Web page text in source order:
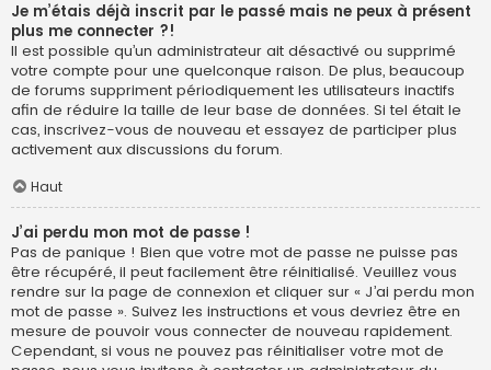
Je m’étais déjà inscrit par le passé mais ne peux à présent
plus me connecter ?!
Il est possible qu’un administrateur ait désactivé ou supprimé
votre compte pour une quelconque raison. De plus, beaucoup
de forums suppriment périodiquement les utilisateurs inactifs
afin de réduire la taille de leur base de données. Si tel était le
cas, inscrivez-vous de nouveau et essayez de participer plus
activement aux discussions du forum.
Haut
J’ai perdu mon mot de passe !
Pas de panique ! Bien que votre mot de passe ne puisse pas
être récupéré, il peut facilement être réinitialisé. Veuillez vous
rendre sur la page de connexion et cliquer sur « J’ai perdu mon
mot de passe ». Suivez les instructions et vous devriez être en
mesure de pouvoir vous connecter de nouveau rapidement.
Cependant, si vous ne pouvez pas réinitialiser votre mot de